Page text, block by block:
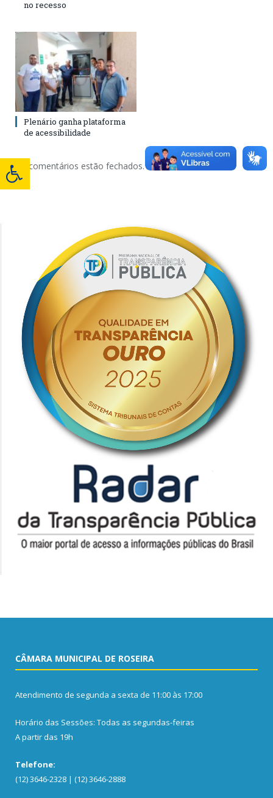
no recesso
Plenário ganha plataforma
de acessibilidade
Os comentários estão fechados.
CÂMARA MUNICIPAL DE ROSEIRA
Atendimento de segunda a sexta de 11:00 às 17:00
Horário das Sessões: Todas as segundas-feiras
A partir das 19h
Telefone:
(12) 3646-2328 | (12) 3646-2888